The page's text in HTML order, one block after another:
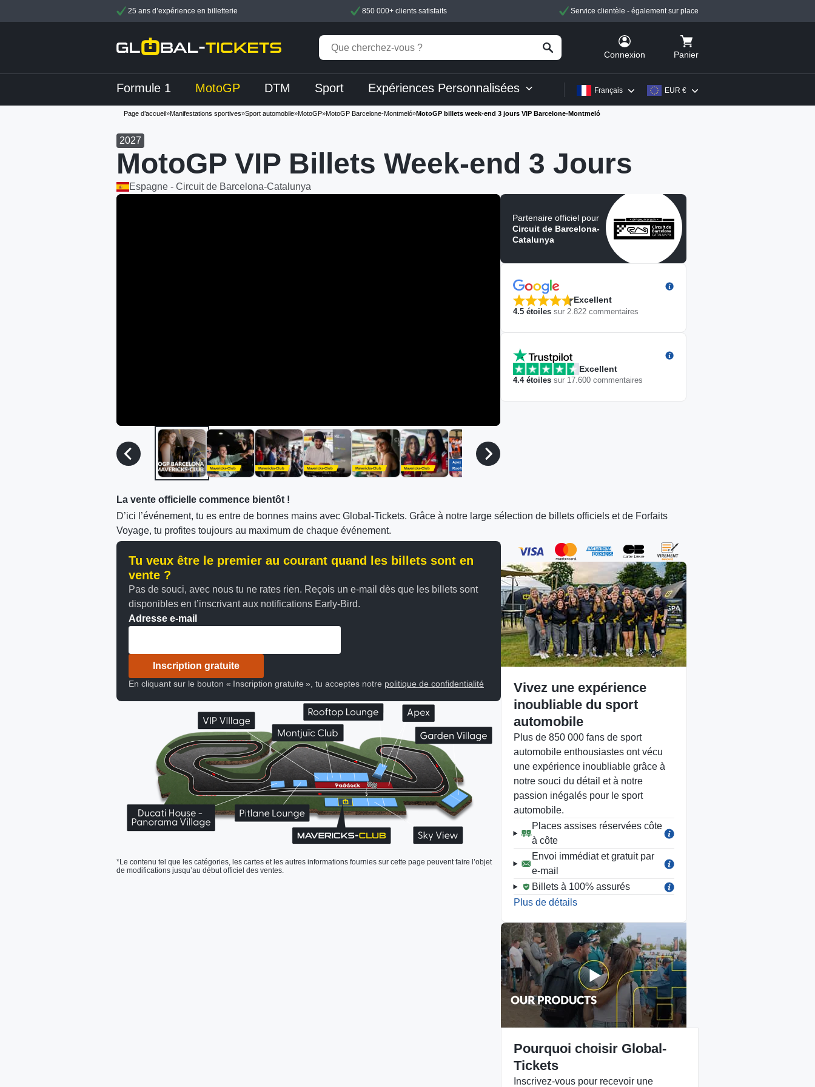
25 ans d’expérience en billetterie 850 000+ clients satisfaits Service clientèle - également sur place
Connexion Panier
Formule 1 MotoGP DTM Sport Expériences Personnalisées EUR €
Français
Page d’accueil»Manifestations sportives»Sport automobile»MotoGP»MotoGP Barcelone-Montmeló»MotoGP billets week-end 3 jours VIP Barcelone-Montmeló
2027
MotoGP VIP Billets Week-end 3 Jours
Espagne - Circuit de Barcelona-Catalunya
Mavericks-Club Mavericks-Club Mavericks-Club Mavericks-Club Mavericks-Club
Apex
Rooftop
Partenaire officiel pour
Circuit de Barcelona-
Catalunya
Excellent
4.5 étoiles sur 2.822 commentaires
Excellent
4.4étoiles sur 17.600 commentaires
La vente officielle commence bientôt !
D’ici l’événement, tu es entre de bonnes mains avec Global-Tickets. Grâce à notre large sélection de billets officiels et de Forfaits
Voyage, tu profites toujours au maximum de chaque événement.
Tu veux être le premier au courant quand les billets sont en
vente ?
Pas de souci, avec nous tu ne rates rien. Reçois un e-mail dès que les billets sont
disponibles en t’inscrivant aux notifications Early-Bird.
Adresse e-mail
Inscription gratuite
En cliquant sur le bouton « Inscription gratuite », tu acceptes notre politique de confidentialité
*Le contenu tel que les catégories, les cartes et les autres informations fournies sur cette page peuvent faire l’objet
de modifications jusqu’au début officiel des ventes.
Vivez une expérience
inoubliable du sport
automobile
Plus de 850 000 fans de sport
automobile enthousiastes ont vécu
une expérience inoubliable grâce à
notre souci du détail et à notre
passion inégalés pour le sport
automobile.
Places assises réservées côte
à côte
Envoi immédiat et gratuit par
e-mail
Billets à 100% assurés
Plus de détails
Pourquoi choisir Global-
Tickets
Inscrivez-vous pour recevoir une